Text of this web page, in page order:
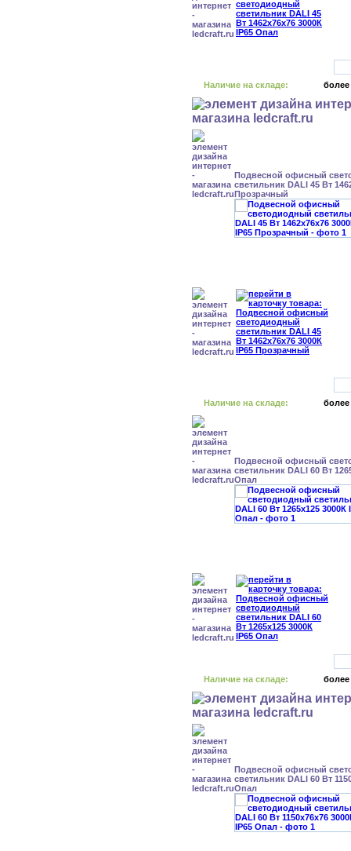
Наличие на складе: более
Подвесной офисный
светильник DALI 45 Вт
Прозрачный
Наличие на складе: более
Подвесной офисный
светильник DALI 60 Вт
Опал
Наличие на складе: более
Подвесной офисный
светильник DALI 60 Вт
Опал